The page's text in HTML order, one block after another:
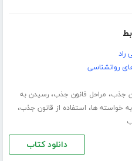
راد
روانشناسی
جذب، مراحل قانون جذب،رسیدن به
خواسته ها، استفاده از قانون جذب،
دانلود کتاب